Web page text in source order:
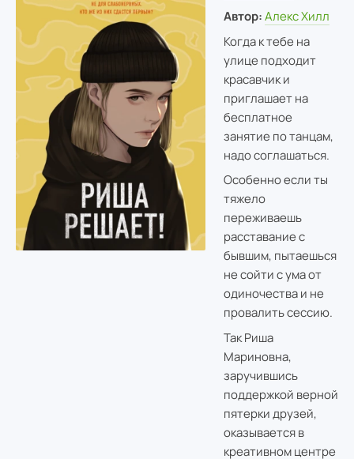
Автор: Алекс Хилл
Когда к тебе на
улице подходит
красавчик и
приглашает на
бесплатное
занятие по танцам,
надо соглашаться.
Особенно если ты
тяжело
переживаешь
расставание с
бывшим, пытаешься
не сойти с ума от
одиночества и не
провалить сессию.
Так Риша
Мариновна,
заручившись
поддержкой верной
пятерки друзей,
оказывается в
креативном центре